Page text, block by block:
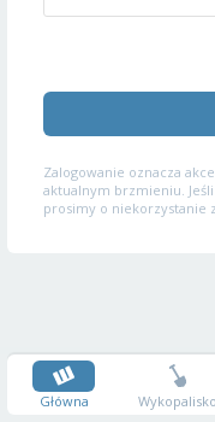
Zalogowanie oznacza
aktualnym brzmieniu.
prosimy o niekorzystanie
Główna Wykopalisko